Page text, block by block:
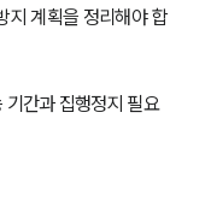
지 계획을 정리해야 합
간과 집행정지 필요